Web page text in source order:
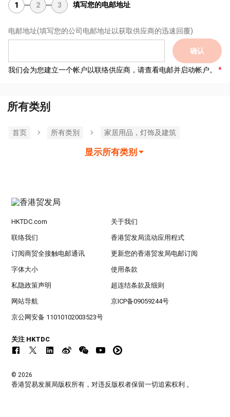
1 2 3 填写您的电邮地址
电邮地址(填写您的公司电邮地址以获取供应商的迅速回覆)
确认
我们会为您建立一个帐户以联络供应商，请查看电邮并启动帐户。
所有类别
首页 所有类別 家居用品，灯饰及建筑
显示所有类别
HKTDC.com 关于我们
联络我们 香港贸发局流动应用程式
订阅商贸全接触电邮通讯 更新您的香港贸发局电邮订阅
字体大小 使用条款
私隐政策声明 超连结条款及细则
网站导航 京ICP备09059244号
京公网安备 11010102003523号
关注 HKTDC
© 2026
香港贸易发展局版权所有，对违反版权者保留一切追索权利 。